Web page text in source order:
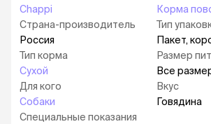
Готовый рацион Chappi содержит
и полезные ингредиенты -
и трав - морковь и люцерну.
Chappi
Страна-производитель
Россия
Тип корма
Сухой
Для кого
Собаки
Специальные показания
Корма
Тип
Пакет,
Размер
Все
Вкус
Говядина